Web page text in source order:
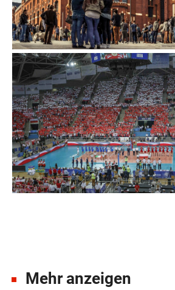
Mehr anzeigen